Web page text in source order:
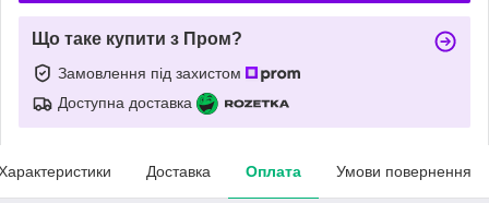
Що таке купити з Пром?
Замовлення під захистом
Доступна доставка
Доставка Оплата Умови повернення